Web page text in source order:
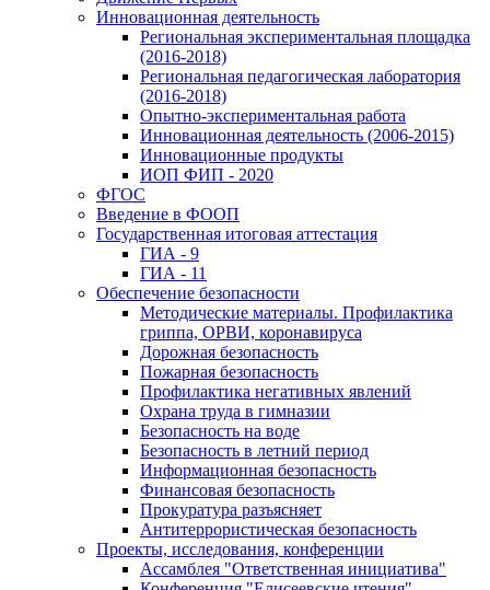
Инновационная деятельность
Региональная экспериментальная площадка
(2016-2018)
Региональная педагогическая лаборатория
(2016-2018)
Опытно-экспериментальная работа
Инновационная деятельность (2006-2015)
Инновационные продукты
ИОП ФИП - 2020
ФГОС
Введение в ФООП
Государственная итоговая аттестация
ГИА - 9
ГИА - 11
Обеспечение безопасности
Методические материалы. Профилактика
гриппа, ОРВИ, коронавируса
Дорожная безопасность
Пожарная безопасность
Профилактика негативных явлений
Охрана труда в гимназии
Безопасность на воде
Безопасность в летний период
Информационная безопасность
Финансовая безопасность
Прокуратура разъясняет
Антитеррористическая безопасность
Проекты, исследования, конференции
Ассамблея "Ответственная инициатива"